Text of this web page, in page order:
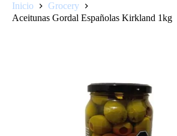
Inicio
Grocery
Aceitunas Gordal Españolas Kirkland 1kg